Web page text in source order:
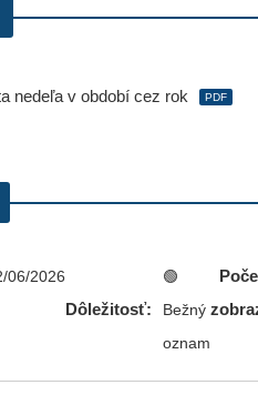
nedeľa v období cez rok PDF
06/2026
Dôležitosť:
🟢
Bežný
oznam